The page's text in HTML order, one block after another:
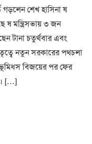
গড়লেন শেখ হাসিনা ষ
ষ মন্ত্রিসভায় ৩ জন
টানা চতুর্থবার এবং
নতুন সরকারের পথচলা
ভূমিধস বিজয়ের পর ফের
[…]